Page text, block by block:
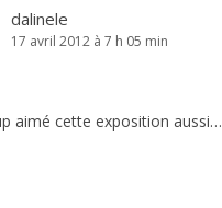
dalinele
17 avril 2012 à 7 h 05 min
aimé cette exposition aussi…